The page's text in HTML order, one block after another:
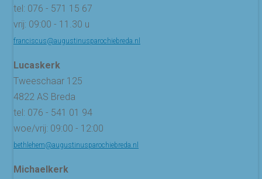
tel: 076 - 571 15 67
vrij: 09:00 - 11.30 u
franciscus@augustinusparochiebreda.nl
Lucaskerk
Tweeschaar 125
4822 AS Breda
tel: 076 - 541 01 94
woe/vrij: 09:00 - 12:00
bethlehem@augustinusparochiebreda.nl
Michaelkerk